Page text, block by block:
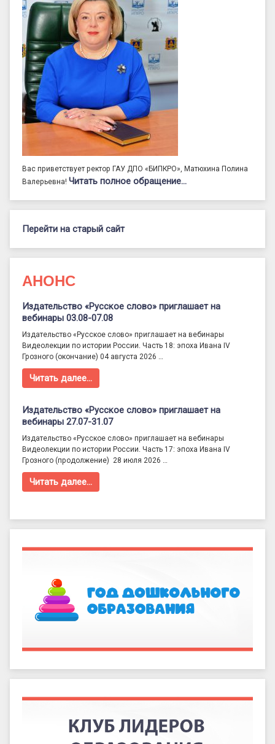
Вас приветствует ректор ГАУ ДПО «БИПКРО», Матюхина Полина
Валерьевна! Читать полное обращение…
Перейти на старый сайт
АНОНС
Издательство «Русское слово» приглашает на
вебинары 03.08-07.08
Издательство «Русское слово» приглашает на вебинары
Видеолекции по истории России. Часть 18: эпоха Ивана IV
Грозного (окончание) 04 августа 2026 …
Читать далее…
Издательство «Русское слово» приглашает на
вебинары 27.07-31.07
Издательство «Русское слово» приглашает на вебинары
Видеолекции по истории России. Часть 17: эпоха Ивана IV
Грозного (продолжение) 28 июля 2026 …
Читать далее…